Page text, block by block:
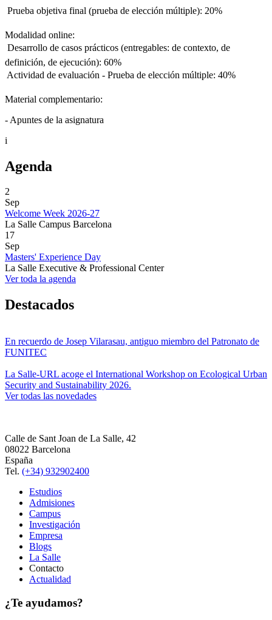
 Prueba objetiva final (prueba de elección múltiple): 20%
Modalidad online:
 Desarrollo de casos prácticos (entregables: de contexto, de
definición, de ejecución): 60%
 Actividad de evaluación - Prueba de elección múltiple: 40%
Material complementario:
- Apuntes de la asignatura
i
Agenda
2
Sep
Welcome Week 2026-27
La Salle Campus Barcelona
17
Sep
Masters' Experience Day
La Salle Executive & Professional Center
Ver toda la agenda
Destacados
En recuerdo de Josep Vilarasau, antiguo miembro del Patronato de
FUNITEC
La Salle-URL acoge el International Workshop on Ecological Urban
Security and Sustainability 2026.
Ver todas las novedades
Calle de Sant Joan de La Salle, 42
08022 Barcelona
España
Tel. (+34) 932902400
Estudios
Admisiones
Campus
Investigación
Empresa
Blogs
La Salle
Contacto
Actualidad
¿Te ayudamos?